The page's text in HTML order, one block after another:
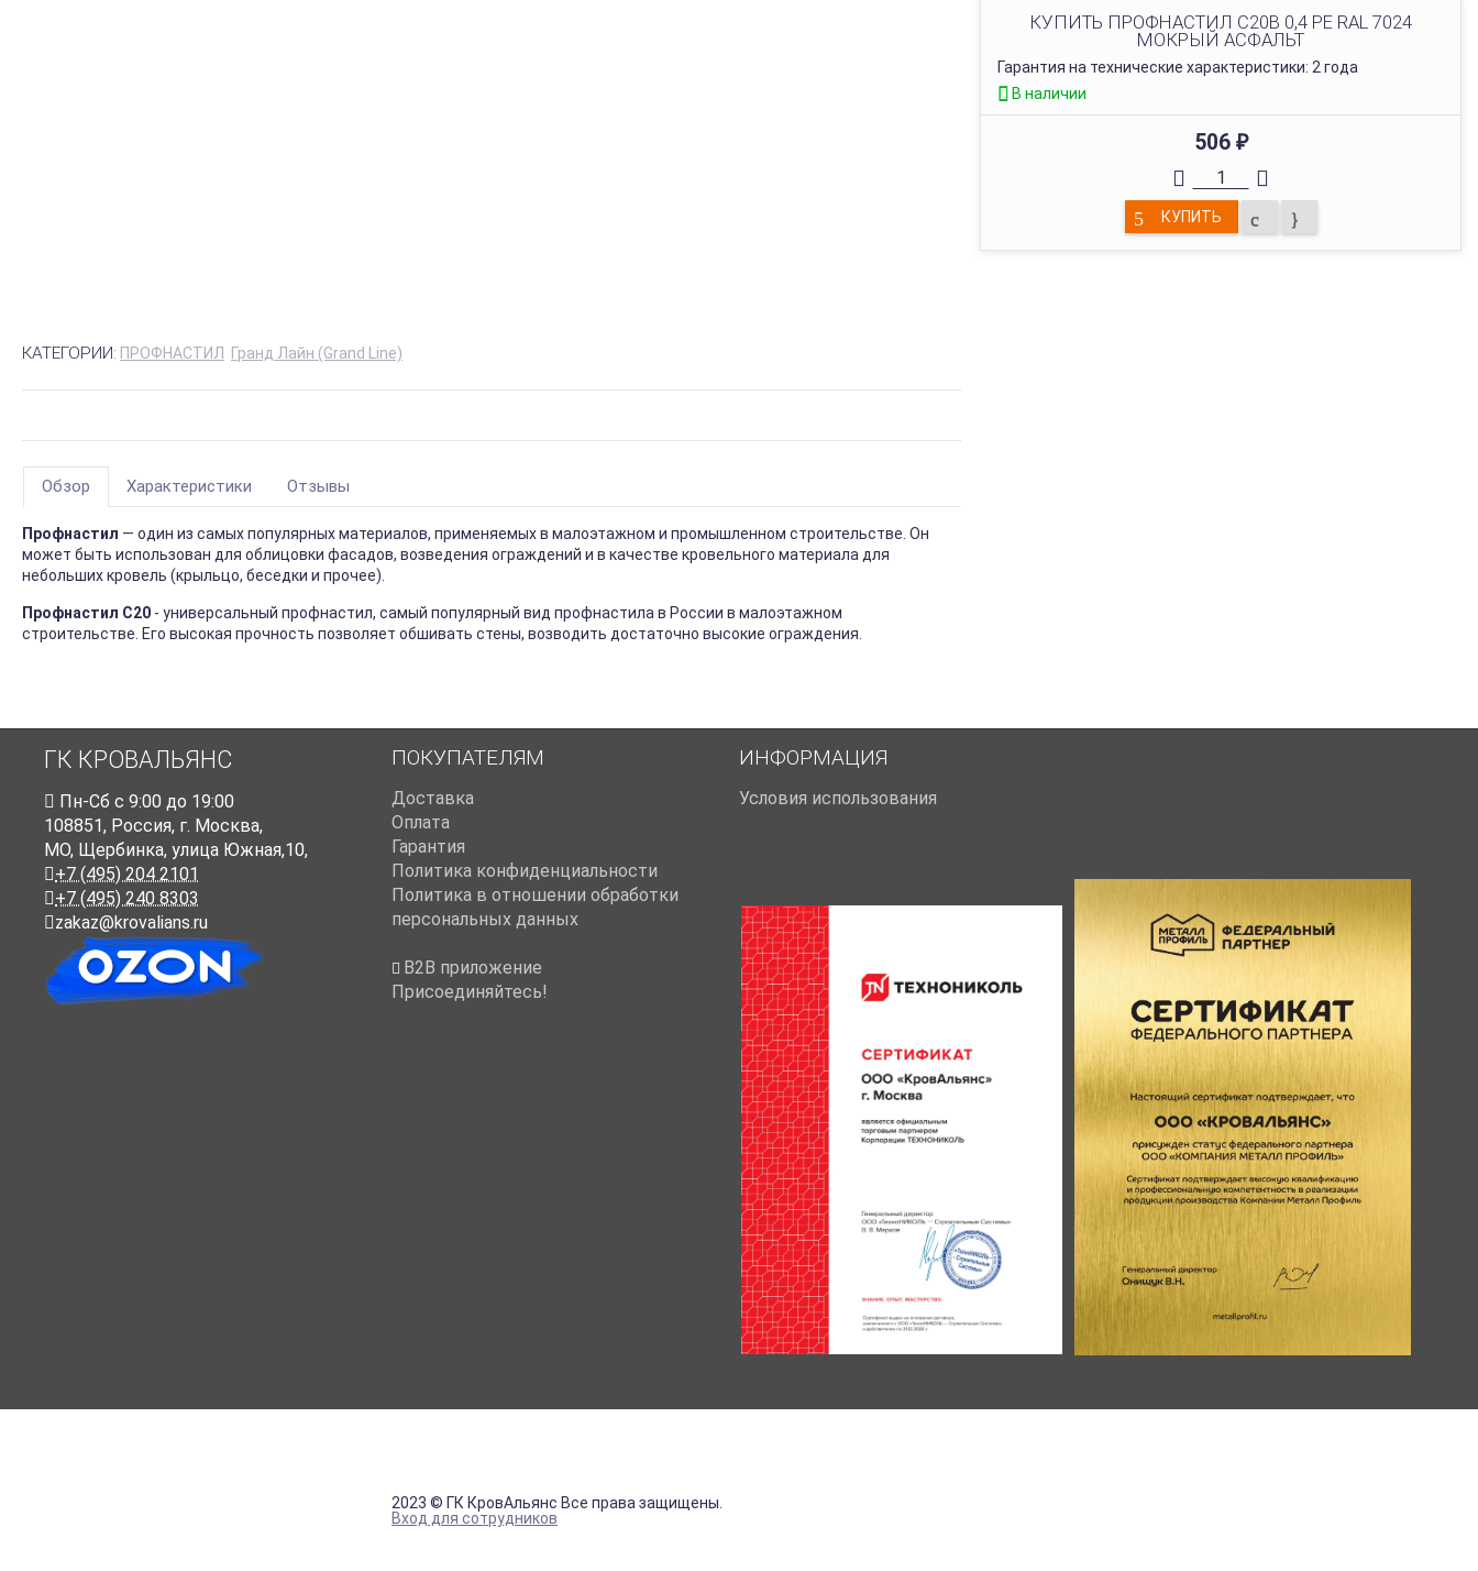
КУПИТЬ ПРОФНАСТИЛ С20B 0,4 PE RAL 7024
МОКРЫЙ АСФАЛЬТ
Гарантия на технические характеристики: 2 года
В наличии
506 ₽
КУПИТЬ
КАТЕГОРИИ: ПРОФНАСТИЛ Гранд Лайн (Grand Line)
Обзор Характеристики Отзывы
Профнастил — один из самых популярных материалов, применяемых в малоэтажном и промышленном строительстве. Он
может быть использован для облицовки фасадов, возведения ограждений и в качестве кровельного материала для
небольших кровель (крыльцо, беседки и прочее).
Профнастил С20 - универсальный профнастил, самый популярный вид профнастила в России в малоэтажном
строительстве. Его высокая прочность позволяет обшивать стены, возводить достаточно высокие ограждения.
ГК КРОВАЛЬЯНС
Пн-Cб с 9:00 до 19:00
108851, Россия, г. Москва,
МО, Щербинка, улица Южная,10,
+7 (495) 204 2101
+7 (495) 240 8303
zakaz@krovalians.ru
ПОКУПАТЕЛЯМ
Доставка
Оплата
Гарантия
Политика конфиденциальности
Политика в отношении обработки
персональных данных
B2B приложение
Присоединяйтесь!
ИНФОРМАЦИЯ
Условия использования
2023 © ГК КровАльянс Все права защищены.
Вход для сотрудников